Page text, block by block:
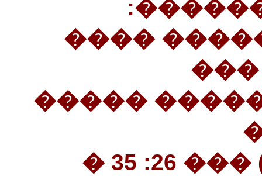
«������
�������������.) ��� 26: 35 �